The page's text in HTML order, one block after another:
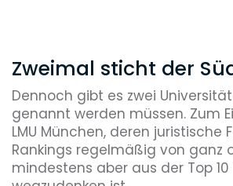
Zweimal sticht der
Dennoch gibt es zwei
genannt werden müssen. Zum
LMU München, deren juristische
Rankings regelmäßig von ganz
mindestens aber aus der Top